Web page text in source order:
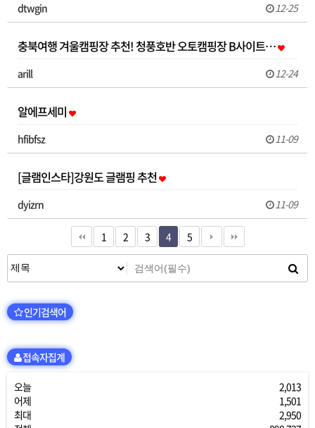
dtwgin 12-25
충북여행 겨울캠핑장 추천! 청풍호반 오토캠핑장 B사이트…
arill 12-24
알에프세미
hfibfsz 11-09
[글램인스타]강원도 글램핑 추천
dyizrn 11-09
1 2 3 4 5
인기검색어
접속자집계
오늘
2,013
어제
1,501
최대
2,950